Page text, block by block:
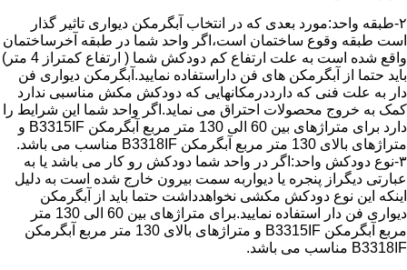
۲-طبقه واحد:مورد بعدی که در انتخاب آبگرمکن دیواری تاثیر گذار
است طبقه وقوع ساختمان است،اگر واحد شما در طبقه آخرساختمان
واقع شده است به علت ارتفاع کم دودکش شما ( ارتفاع کمتراز 4 متر)
باید حتما از آبگرمکن های فن داراستفاده نمایید.آبگرمکن دیواری فن
دار به علت فنی که دارددرمکانهایی که دودکش مکش مناسبی ندارد
کمک به خروج محصولات احتراق می نماید.اگر واحد شما این شرایط را
دارد برای متراژهای بین 60 الی 130 متر مربع آبگرمکن B3315IF و
متراژهای بالای 130 متر مربع آبگرمکن B3318IF مناسب می باشد.
۳-نوع دودکش واحد:اگر در واحد شما دودکش رو کار می باشد یا به
عبارتی دیگراز پنجره یا دیواربه سمت بیرون خارج شده است به دلیل
اینکه این نوع دودکش مکشی نخواهدداشت حتما باید از آبگرمکن
دیواری فن دار استفاده نمایید.برای متراژهای بین 60 الی 130 متر
مربع آبگرمکن B3315IF و متراژهای بالای 130 متر مربع آبگرمکن
B3318IF مناسب می باشد.